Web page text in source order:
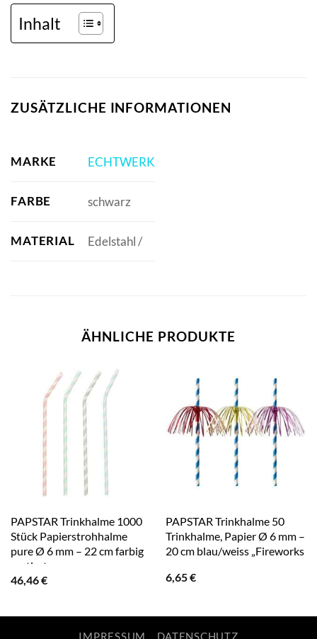
Inhalt
ZUSÄTZLICHE INFORMATIONEN
MARKE ECHTWERK
FARBE schwarz
MATERIAL Edelstahl /
ÄHNLICHE PRODUKTE
PAPSTAR Trinkhalme 1000
Stück Papierstrohhalme
pure Ø 6 mm – 22 cm farbig
sortiert
46,46€
PAPSTAR Trinkhalme 50
Trinkhalme, Papier Ø 6 mm –
20 cm blau/weiss „Fireworks
6,65€
IMPRESSUM DATENSCHUTZ